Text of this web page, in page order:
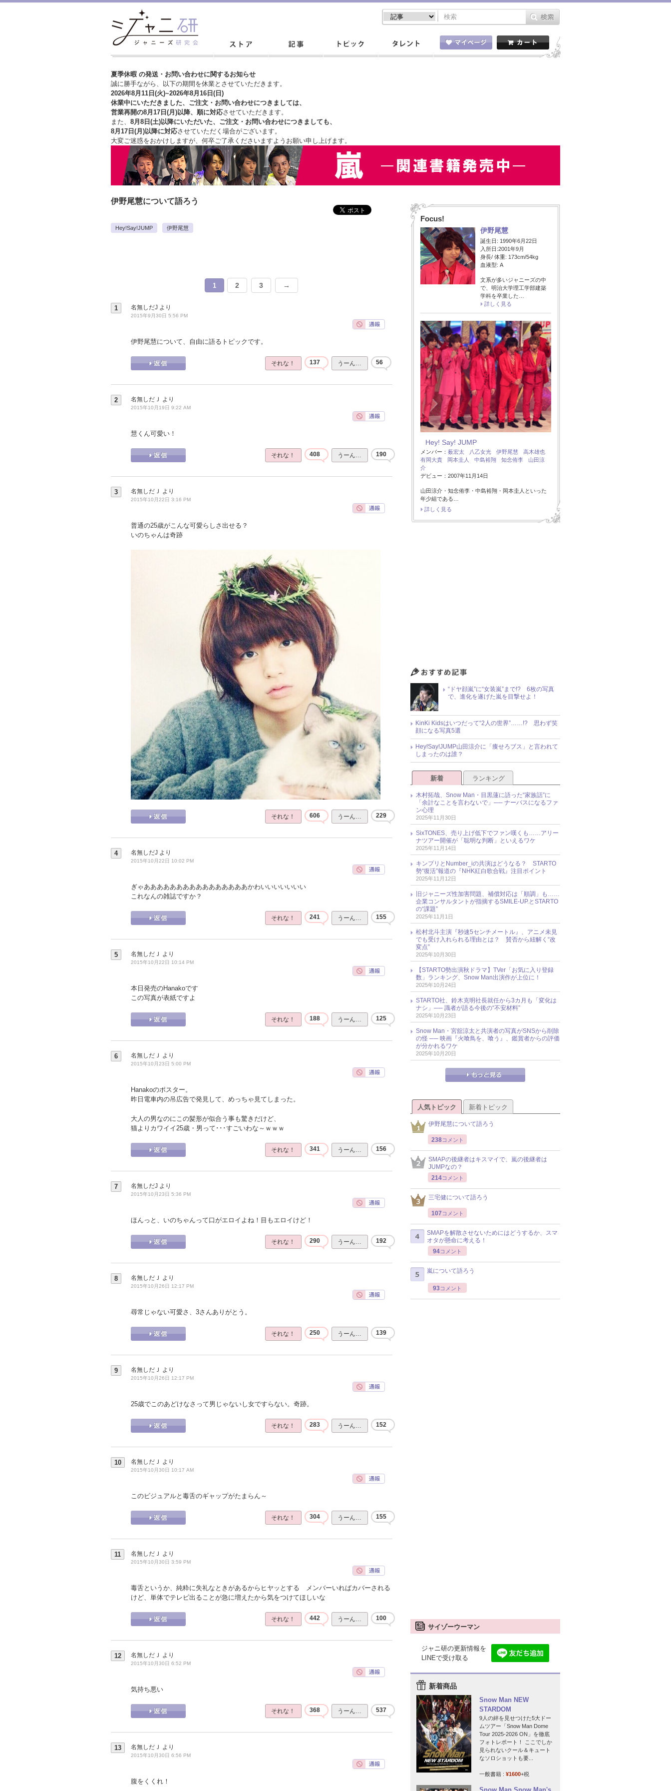
夏季休暇 の発送・お問い合わせに関するお知らせ
誠に勝手ながら、以下の期間を休業とさせていただきます。
2026年8月11日(火)~2026年8月16日(日)
休業中にいただきました、ご注文・お問い合わせにつきましては、
営業再開の8月17日(月)以降、順に対応させていただきます。
また、 8月8日(土)以降にいただいた、ご注文・ お問い合わせにつきましても、
8月17日(月)以降に対応させていただく場合がございます。
大変ご迷惑をおかけしますが、 何卒ご了承くださいますようお願い申し上げます。
伊野尾慧について語ろう
Hey!Say!JUMP 伊野尾慧
1 2 3 →
1 名無しだJ より
2015年9月30日 5:56 PM
伊野尾慧について、自由に語るトピックです。
それな！ 137 うーん… 56
2 名無しだＪ より
2015年10月19日 9:22 AM
慧くん可愛い！
それな！ 408 うーん… 190
3 名無しだＪ より
2015年10月22日 3:16 PM
普通の25歳がこんな可愛らしさ出せる？
いのちゃんは奇跡
それな！ 606 うーん… 229
4 名無しだJ より
2015年10月22日 10:02 PM
ぎゃああああああああああああああああかわいいいいいいい
これなんの雑誌ですか？
それな！ 241 うーん… 155
5 名無しだＪ より
2015年10月22日 10:14 PM
本日発売のHanakoです
この写真が表紙ですよ
それな！ 188 うーん… 125
6 名無しだＪ より
2015年10月23日 5:00 PM
Hanakoのポスター。
昨日電車内の吊広告で発見して、めっちゃ見てしまった。
大人の男なのにこの髪形が似合う事も驚きだけど、
猫よりカワイイ25歳・男って･･･すごいわな～ｗｗｗ
それな！ 341 うーん… 156
7 名無しだJ より
2015年10月23日 5:36 PM
ほんっと、いのちゃんって口がエロイよね！目もエロイけど！
それな！ 290 うーん… 192
8 名無しだＪ より
2015年10月26日 12:17 PM
尋常じゃない可愛さ、3さんありがとう。
それな！ 250 うーん… 139
9 名無しだＪ より
2015年10月26日 12:17 PM
25歳でこのあどけなさって男じゃないし女ですらない。奇跡。
それな！ 283 うーん… 152
10 名無しだＪ より
2015年10月30日 10:17 AM
このビジュアルと毒舌のギャップがたまらん～
それな！ 304 うーん… 155
11 名無しだＪ より
2015年10月30日 3:59 PM
毒舌というか、純粋に失礼なときがあるからヒヤッとする メンバーいればカバーされる
けど、単体でテレビ出ることが急に増えたから気をつけてほしいな
それな！ 442 うーん… 100
12 名無しだＪ より
2015年10月30日 6:52 PM
気持ち悪い
それな！ 368 うーん… 537
13 名無しだＪ より
2015年10月30日 6:56 PM
腹をくくれ！
Focus!
伊野尾慧
誕生日: 1990年6月22日
入所日:2001年9月
身長/ 体重: 173cm/54kg
血液型: A
文系が多いジャニーズの中
で、明治大学理工学部建築
学科を卒業した…
詳しく見る
Hey! Say! JUMP
メンバー： 薮宏太 八乙女光 伊野尾慧
高木雄也
有岡大貴
岡本圭人 中島裕翔 知念侑李
山田涼
介
デビュー：2007年11月14日
山田涼介・知念侑李・中島裕翔・岡本圭人といった
年少組である…
詳しく見る
“ドヤ顔嵐”に“女装嵐”まで!? 6枚の写真
で、進化を遂げた嵐を目撃せよ！
KinKi Kidsはいつだって“2人の世界”……!? 思わず笑
顔になる写真5選
Hey!Say!JUMP山田涼介に「痩せろブス」と言われて
しまったのは誰？
新着 ランキング
木村拓哉、Snow Man・目黒蓮に語った“家族話”に
「余計なことを言わないで」── ナーバスになるファ
ン心理
2025年11月30日
SixTONES、売り上げ低下でファン嘆くも……アリー
ナツアー開催が「聡明な判断」といえるワケ
2025年11月14日
キンプリとNumber_iの共演はどうなる？ STARTO
勢“復活”報道の『NHK紅白歌合戦』注目ポイント
2025年11月12日
旧ジャニーズ性加害問題、補償対応は「順調」も……
企業コンサルタントが指摘するSMILE-UP.とSTARTO
の“課題”
2025年11月1日
松村北斗主演『秒速5センチメートル』、アニメ未見
でも受け入れられる理由とは？ 賛否から紐解く“改
変点”
2025年10月30日
【STARTO勢出演秋ドラマ】TVer「お気に入り登録
数」ランキング、Snow Man出演作が上位に！
2025年10月24日
STARTO社、鈴木克明社長就任から3カ月も「変化は
ナシ」── 識者が語る今後の“不安材料”
2025年10月23日
Snow Man・宮舘涼太と共演者の写真がSNSから削除
の怪 ── 映画『火喰鳥を、喰う』、鑑賞者からの評価
が分かれるワケ
2025年10月20日
人気トピック 新着トピック
伊野尾慧について語ろう
238コメント
SMAPの後継者はキスマイで、嵐の後継者は
JUMPなの？
214コメント
三宅健について語ろう
107 コメント
SMAPを解散させないためにはどうするか、スマ
オタが懸命に考える！
94コメント
嵐について語ろう
93コメント
サイゾーウーマン
ジャニ研の更新情報を
LINEで受け取る
新着商品
Snow Man NEW
STARDOM
9人の絆を見せつけた5大ドー
ムツアー「Snow Man Dome
Tour 2025-2026 ON」を徹底
フォトレポート！ ここでしか
見られないクール＆キュート
なソロショットも要...
一般書籍 : ¥1600+税